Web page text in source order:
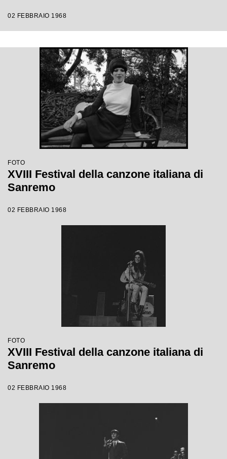
02 FEBBRAIO 1968
FOTO
XVIII Festival della canzone italiana di
Sanremo
02 FEBBRAIO 1968
FOTO
XVIII Festival della canzone italiana di
Sanremo
02 FEBBRAIO 1968